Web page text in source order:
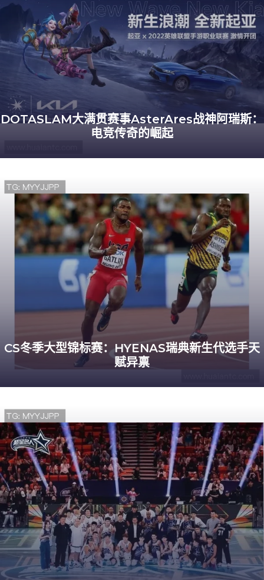
DOTASLAM大满贯赛事AsterAres战神阿瑞斯：
电竞传奇的崛起
CS冬季大型锦标赛：HYENAS瑞典新生代选手天
赋异禀